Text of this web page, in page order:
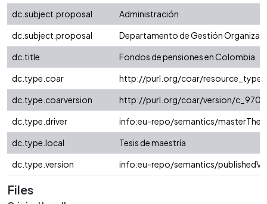
dc.subject.proposal
Administración
dc.subject.proposal
Departamento de Gestión
dc.title
Fondos de pensiones en Colombia
dc.type.coar
http://purl.org/coar/resource_type/
dc.type.coarversion
http://purl.org/coar/version/
dc.type.driver
info:eu-repo/semantics/
dc.type.local
Tesis de maestría
dc.type.version
info:eu-repo/semantics/
Files